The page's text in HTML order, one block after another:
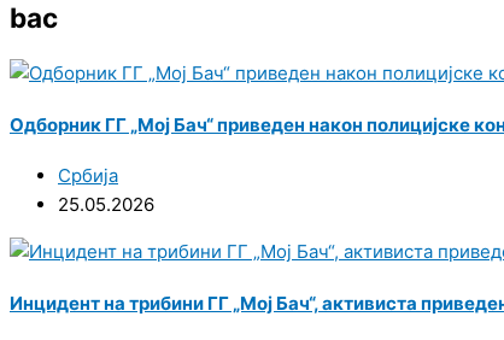
bac
Одборник ГГ „Мој Бач“ приведен након полицијске
Србија
25.05.2026
Инцидент на трибини ГГ „Мој Бач“, активиста